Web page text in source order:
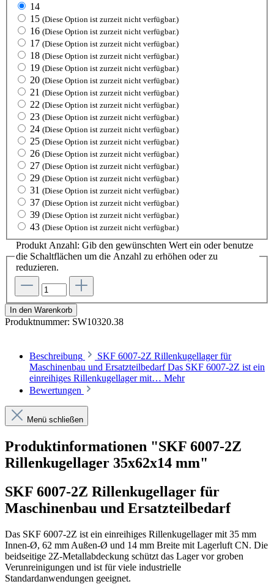
14
15 (Diese Option ist zurzeit nicht verfügbar.)
16 (Diese Option ist zurzeit nicht verfügbar.)
17 (Diese Option ist zurzeit nicht verfügbar.)
18 (Diese Option ist zurzeit nicht verfügbar.)
19 (Diese Option ist zurzeit nicht verfügbar.)
20 (Diese Option ist zurzeit nicht verfügbar.)
21 (Diese Option ist zurzeit nicht verfügbar.)
22 (Diese Option ist zurzeit nicht verfügbar.)
23 (Diese Option ist zurzeit nicht verfügbar.)
24 (Diese Option ist zurzeit nicht verfügbar.)
25 (Diese Option ist zurzeit nicht verfügbar.)
26 (Diese Option ist zurzeit nicht verfügbar.)
27 (Diese Option ist zurzeit nicht verfügbar.)
29 (Diese Option ist zurzeit nicht verfügbar.)
31 (Diese Option ist zurzeit nicht verfügbar.)
37 (Diese Option ist zurzeit nicht verfügbar.)
39 (Diese Option ist zurzeit nicht verfügbar.)
43 (Diese Option ist zurzeit nicht verfügbar.)
Produkt Anzahl: Gib den gewünschten Wert ein oder benutze
die Schaltflächen um die Anzahl zu erhöhen oder zu
reduzieren.
In den Warenkorb
Produktnummer: SW10320.38
Beschreibung
SKF 6007-2Z Rillenkugellager für
Maschinenbau und Ersatzteilbedarf Das SKF 6007-2Z ist ein
einreihiges Rillenkugellager mit… Mehr
Bewertungen
Menü schließen
Produktinformationen "SKF 6007-2Z
Rillenkugellager 35x62x14 mm"
SKF 6007-2Z Rillenkugellager für
Maschinenbau und Ersatzteilbedarf
Das SKF 6007-2Z ist ein einreihiges Rillenkugellager mit 35 mm
Innen-Ø, 62 mm Außen-Ø und 14 mm Breite mit Lagerluft CN. Die
beidseitige 2Z-Metallabdeckung schützt das Lager vor groben
Verunreinigungen und ist für viele industrielle
Standardanwendungen geeignet.